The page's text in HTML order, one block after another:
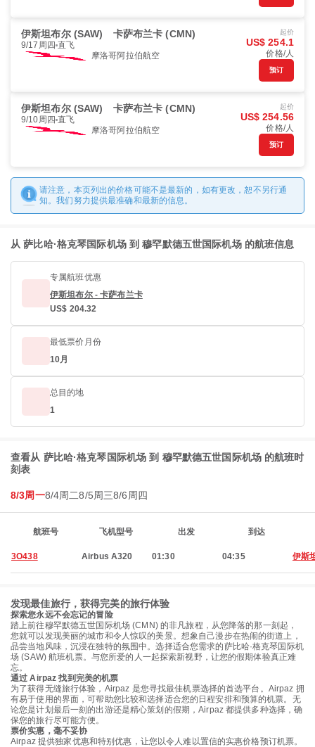
伊斯坦布尔 (SAW) 卡萨布兰卡 (CMN)
9/17周四 直飞
摩洛哥阿拉伯航空
起价
US$ 254.1
价格/人
预订
伊斯坦布尔 (SAW) 卡萨布兰卡 (CMN)
9/10周四 直飞
摩洛哥阿拉伯航空
起价
US$ 254.56
价格/人
预订
请注意，本页列出的价格可能不是最新的，如有更改，恕不另行通
知。我们努力提供最准确和最新的信息。
从 萨比哈·格克琴国际机场 到 穆罕默德五世国际机场 的航班信息
专属航班优惠
伊斯坦布尔 - 卡萨布兰卡
US$ 204.32
最低票价月份
10月
总目的地
1
查看从 萨比哈·格克琴国际机场 到 穆罕默德五世国际机场 的航班时
刻表
8/3周一8/4周二8/5周三8/6周四
航班号 飞机型号 出发 到达
3O438 Airbus A320 01:30 04:35 伊斯
发现最佳旅行，获得完美的旅行体验
探索您永远不会忘记的冒险
踏上前往穆罕默德五世国际机场 (CMN) 的非凡旅程，从您降落的那一刻起，
您就可以发现美丽的城市和令人惊叹的美景。想象自己漫步在热闹的街道上，
品尝当地风味，沉浸在独特的氛围中。选择适合您需求的萨比哈·格克琴国际机
场 (SAW) 航班机票。与您所爱的人一起探索新视野，让您的假期体验真正难
忘。
通过 Airpaz 找到完美的机票
为了获得无缝旅行体验，Airpaz 是您寻找最佳机票选择的首选平台。Airpaz 拥
有易于使用的界面，可帮助您比较和选择适合您的日程安排和预算的机票。无
论您是计划最后一刻的出游还是精心策划的假期，Airpaz 都提供多种选择，确
保您的旅行尽可能方便。
票价实惠，毫不妥协
Airpaz 提供独家优惠和特别优惠，让您以令人难以置信的实惠价格预订机票。